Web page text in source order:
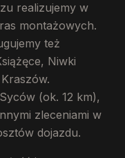
realizujemy w
montażowych.
też
Niwki
(ok. 12 km),
zleceniami w
dojazdu.